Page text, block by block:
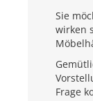
Sie
wirken
Frage